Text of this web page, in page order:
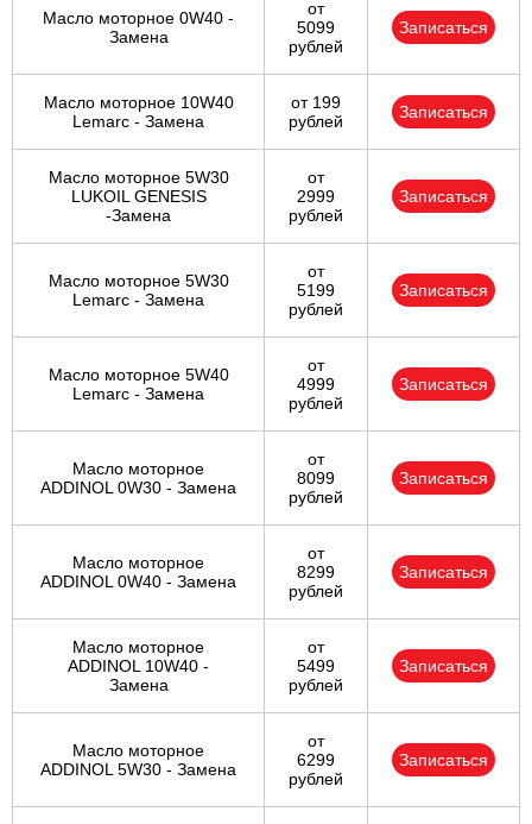
Масло моторное 0W40 -
Замена
от
5099
рублей
Записаться
Масло моторное 10W40
Lemarc - Замена
от 199
рублей
Записаться
Масло моторное 5W30
LUKOIL GENESIS
-Замена
от
2999
рублей
Записаться
Масло моторное 5W30
Lemarc - Замена
от
5199
рублей
Записаться
Масло моторное 5W40
Lemarc - Замена
от
4999
рублей
Записаться
Масло моторное
ADDINOL 0W30 - Замена
от
8099
рублей
Записаться
Масло моторное
ADDINOL 0W40 - Замена
от
8299
рублей
Записаться
Масло моторное
ADDINOL 10W40 -
Замена
от
5499
рублей
Записаться
Масло моторное
ADDINOL 5W30 - Замена
от
6299
рублей
Записаться